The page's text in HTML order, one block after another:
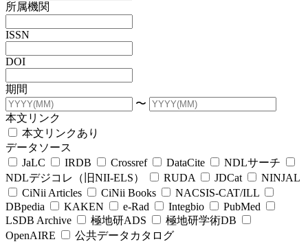
所属機関
ISSN
DOI
期間
〜
本文リンク
本文リンクあり
データソース
JaLC
IRDB Crossref DataCite
NDLサーチ
NDLデジコレ（旧NII-ELS）
RUDA JDCat
NINJAL
CiNii Articles
CiNii Books
NACSIS-CAT/ILL
DBpedia
KAKEN e-Rad Integbio
PubMed
LSDB Archive
極地研ADS
極地研学術DB
OpenAIRE
公共データカタログ